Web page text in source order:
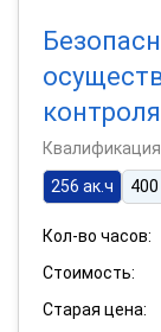
контроля
256 ак.ч
400
Кол-во часов:
Стоимость:
Старая цена: